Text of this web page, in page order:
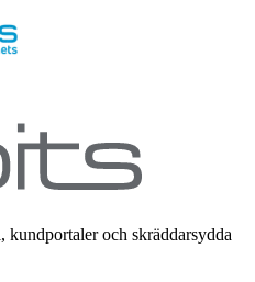
och skräddarsydda